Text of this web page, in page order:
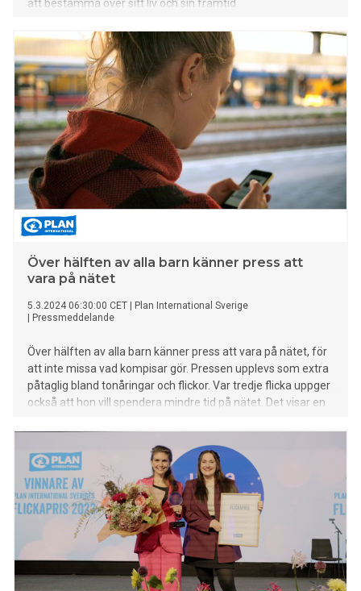
att bestämma över sitt liv och sin framtid.
Över hälften av alla barn känner press att
vara på nätet
5.3.2024 06:30:00 CET
Plan International Sverige
Pressmeddelande
Över hälften av alla barn känner press att vara på nätet, för
att inte missa vad kompisar gör. Pressen upplevs som extra
påtaglig bland tonåringar och flickor. Var tredje flicka uppger
också att hon vill spendera mindre tid på nätet. Det visar en
Telenor Sverige släpper om barns liv och trygghet på nätet.